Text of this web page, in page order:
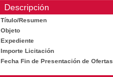
Descripción
Título/Resumen
Objeto
Expediente
Importe Licitación
Fecha Fin de Presentación de Ofertas